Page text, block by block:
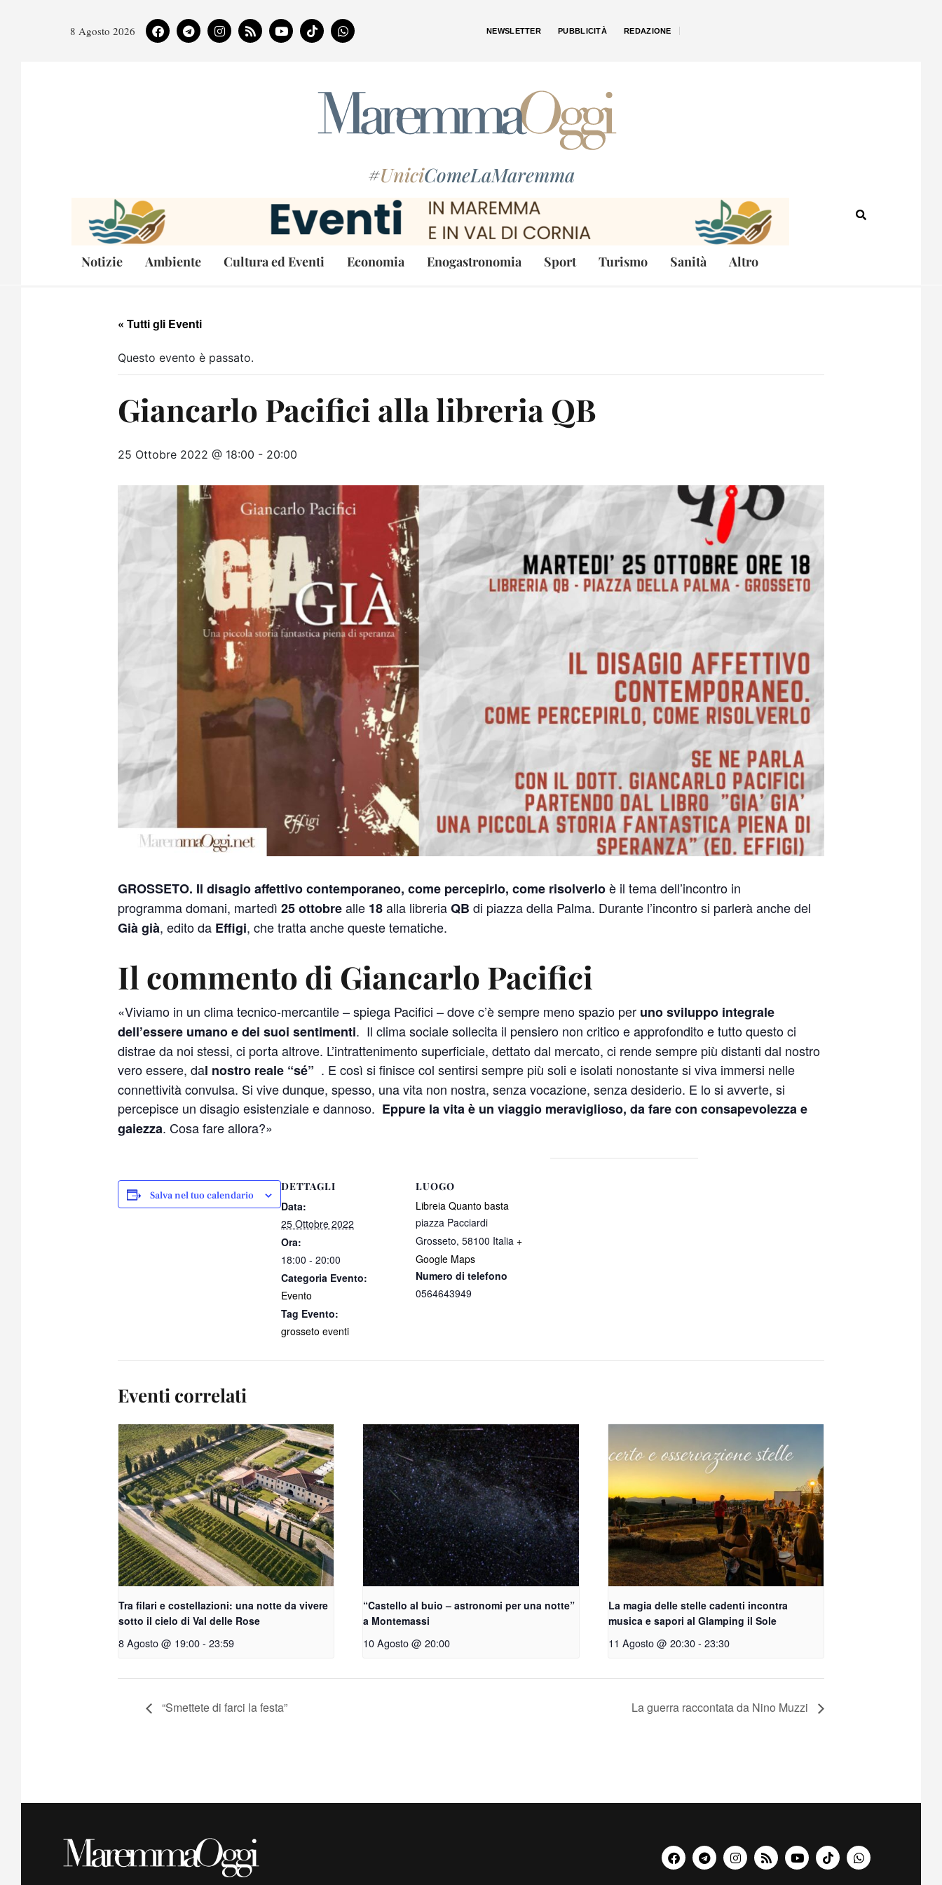
8 Agosto 2026 NEWSLETTER PUBBLICITÀ REDAZIONE
#UniciComeLaMaremma
Notizie Ambiente Cultura ed Eventi Economia Enogastronomia Sport Turismo Sanità Altro
« Tutti gli Eventi
Questo evento è passato.
Giancarlo Pacifici alla libreria QB
25 Ottobre 2022 @ 18:00 - 20:00
GROSSETO. Il disagio affettivo contemporaneo, come percepirlo, come risolverloè il tema dell’incontro in
programma domani, martedì 25 ottobrealle 18alla libreriaQB di piazza della Palma. Durante l’incontro si parlerà anche del
Già già, edito da Effigi, che tratta anche queste tematiche.
Il commento di Giancarlo Pacifici
«Viviamo in un clima tecnico-mercantile – spiega Pacifici – dove c’è sempre meno spazio per uno sviluppo integrale
dell’essere umano e dei suoi sentimenti. Il clima sociale sollecita il pensiero non critico e approfondito e tutto questo ci
distrae da noi stessi, ci porta altrove. L’intrattenimento superficiale, dettato dal mercato, ci rende sempre più distanti dal nostro
vero essere, dal nostro reale “sé” . E così si finisce col sentirsi sempre più soli e isolati nonostante si viva immersi nelle
connettività convulsa. Si vive dunque, spesso, una vita non nostra, senza vocazione, senza desiderio. E lo si avverte, si
percepisce un disagio esistenziale e dannoso. Eppure la vita è un viaggio meraviglioso, da fare con consapevolezza e
gaiezza. Cosa fare allora?»
Salva nel tuo calendario
DETTAGLI
Data:
25 Ottobre 2022
Ora:
18:00 - 20:00
Categoria Evento:
Evento
Tag Evento:
grosseto eventi
LUOGO
Libreia Quanto basta
piazza Pacciardi
Grosseto, 58100 Italia +
Google Maps
Numero di telefono
0564643949
Eventi correlati
Tra filari e costellazioni: una notte da vivere
sotto il cielo di Val delle Rose
8 Agosto @ 19:00- 23:59
“Castello al buio – astronomi per una notte”
a Montemassi
10 Agosto @ 20:00
La magia delle stelle cadenti incontra
musica e sapori al Glamping il Sole
11 Agosto @ 20:30- 23:30
“Smettete di farci la festa” La guerra raccontata da Nino Muzzi